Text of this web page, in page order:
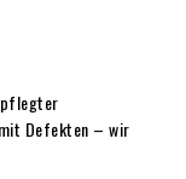
Defekten – wir